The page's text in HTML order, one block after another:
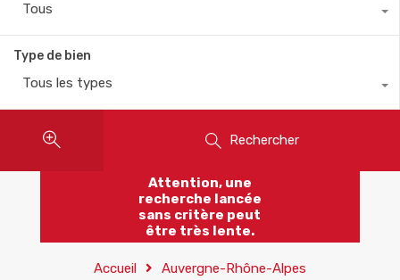
Tous
Type de bien
Tous les types
Rechercher
Attention, une
recherche lancée
sans critère peut
être très lente.
Accueil Auvergne-Rhône-Alpes